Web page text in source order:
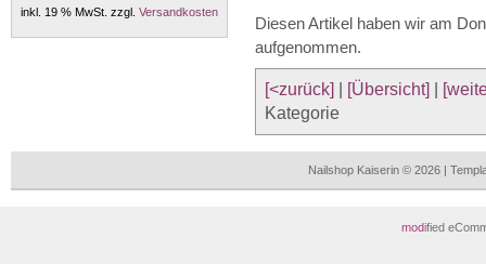
inkl. 19 % MwSt. zzgl. Versandkosten
Diesen Artikel haben wir am
aufgenommen.
[<zurück] [Übersicht]
Kategorie
Nailshop Kaiserin © 2026 |
modified